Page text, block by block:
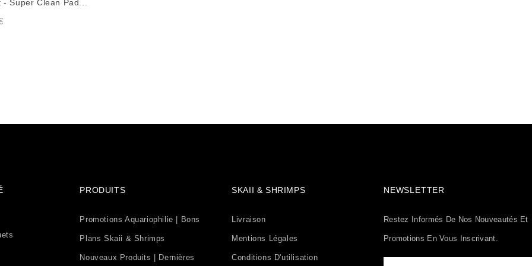
- Super Clean Pad...
base
Prix de base
PRODUITS
Promotions Aquariophilie | Bons
Plans Skaii & Shrimps
Nouveaux Produits | Dernières
SKAII & SHRIMPS
Livraison
Mentions Légales
Conditions D'utilisation
NEWSLETTER
Restez Informés De Nos Nouveautés Et
Promotions En Vous Inscrivant.